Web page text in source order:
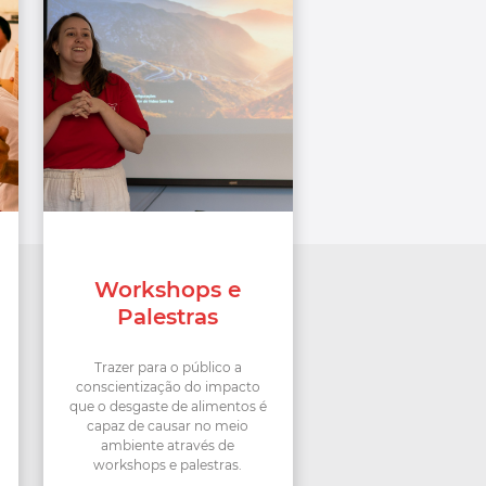
Workshops e
Palestras
Trazer para o público a
conscientização do impacto
que o desgaste de alimentos é
capaz de causar no meio
ambiente através de
workshops e palestras.